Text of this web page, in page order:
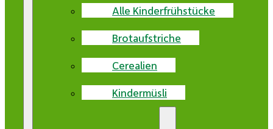
Alle Kinderfrühstücke
Brotaufstriche
Cerealien
Kindermüsli